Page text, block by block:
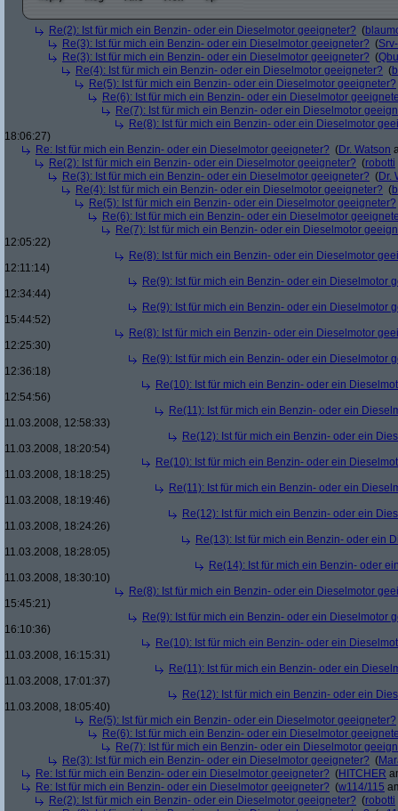
Re(2): Ist für mich ein Benzin- oder ein Dieselmotor geeigneter? (
Re(3): Ist für mich ein Benzin- oder ein Dieselmotor geeigneter? (
Re(3): Ist für mich ein Benzin- oder ein Dieselmotor geeigneter? (
Re(4): Ist für mich ein Benzin- oder ein Dieselmotor geeigneter? (
Re(5): Ist für mich ein Benzin- oder ein Dieselmotor geeigneter?
Re(6): Ist für mich ein Benzin- oder ein Dieselmotor
Re(7): Ist für mich ein Benzin- oder ein Dieselmotor
Re(8): Ist für mich ein Benzin- oder ein Dieselmotor
18:06:27)
Re: Ist für mich ein Benzin- oder ein Dieselmotor geeigneter? (Dr. Watson
Re(2): Ist für mich ein Benzin- oder ein Dieselmotor geeigneter? (robotti
Re(3): Ist für mich ein Benzin- oder ein Dieselmotor geeigneter? (Dr.
Re(4): Ist für mich ein Benzin- oder ein Dieselmotor geeigneter? (
Re(5): Ist für mich ein Benzin- oder ein Dieselmotor geeigneter?
Re(6): Ist für mich ein Benzin- oder ein Dieselmotor
Re(7): Ist für mich ein Benzin- oder ein Dieselmotor
12:05:22)
Re(8): Ist für mich ein Benzin- oder ein Dieselmotor
12:11:14)
Re(9): Ist für mich ein Benzin- oder ein Dieselmotor
12:34:44)
Re(9): Ist für mich ein Benzin- oder ein Dieselmotor
15:44:52)
Re(8): Ist für mich ein Benzin- oder ein Dieselmotor
12:25:30)
Re(9): Ist für mich ein Benzin- oder ein Dieselmotor
12:36:18)
Re(10): Ist für mich ein Benzin- oder ein
12:54:56)
Re(11): Ist für mich ein Benzin- oder ein
11.03.2008, 12:58:33)
Re(12): Ist für mich ein Benzin- oder ein
11.03.2008, 18:20:54)
Re(10): Ist für mich ein Benzin- oder ein
11.03.2008, 18:18:25)
Re(11): Ist für mich ein Benzin- oder ein
11.03.2008, 18:19:46)
Re(12): Ist für mich ein Benzin- oder ein
11.03.2008, 18:24:26)
Re(13): Ist für mich ein Benzin- oder ein
11.03.2008, 18:28:05)
Re(14): Ist für mich ein Benzin- oder
11.03.2008, 18:30:10)
Re(8): Ist für mich ein Benzin- oder ein Dieselmotor
15:45:21)
Re(9): Ist für mich ein Benzin- oder ein Dieselmotor
16:10:36)
Re(10): Ist für mich ein Benzin- oder ein
11.03.2008, 16:15:31)
Re(11): Ist für mich ein Benzin- oder ein
11.03.2008, 17:01:37)
Re(12): Ist für mich ein Benzin- oder ein
11.03.2008, 18:05:40)
Re(5): Ist für mich ein Benzin- oder ein Dieselmotor geeigneter?
Re(6): Ist für mich ein Benzin- oder ein Dieselmotor
Re(7): Ist für mich ein Benzin- oder ein Dieselmotor
Re(3): Ist für mich ein Benzin- oder ein Dieselmotor geeigneter? (
Re: Ist für mich ein Benzin- oder ein Dieselmotor geeigneter? (HITCHER
Re: Ist für mich ein Benzin- oder ein Dieselmotor geeigneter? (w114/115
Re(2): Ist für mich ein Benzin- oder ein Dieselmotor geeigneter? (robotti